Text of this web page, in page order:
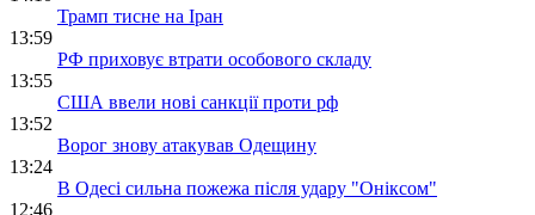
Трамп тисне на Іран
13:59
РФ приховує втрати особового складу
13:55
США ввели нові санкції проти рф
13:52
Ворог знову атакував Одещину
13:24
В Одесі сильна пожежа після удару "Оніксом"
12:46